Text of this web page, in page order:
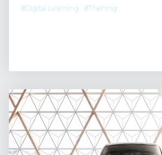
#Digital Learning #Training